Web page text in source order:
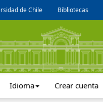
de Chile Bibliotecas
Idioma Crear cuenta